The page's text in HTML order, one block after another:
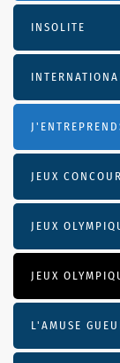
INSOLITE
JEUX
JEUX
JEUX
L'AMUSE